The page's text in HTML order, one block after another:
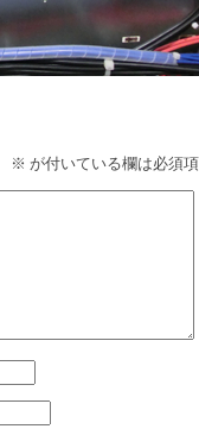
※ が付いている欄は必須